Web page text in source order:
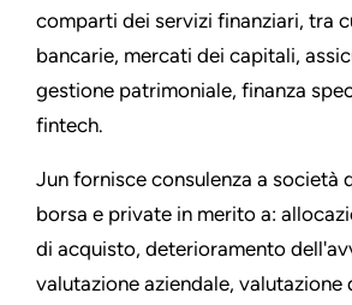
comparti dei servizi finanziari, tra
bancarie, mercati dei capitali,
gestione patrimoniale, finanza
fintech.
Jun fornisce consulenza a società
borsa e private in merito a:
di acquisto, deterioramento
valutazione aziendale, valutazione